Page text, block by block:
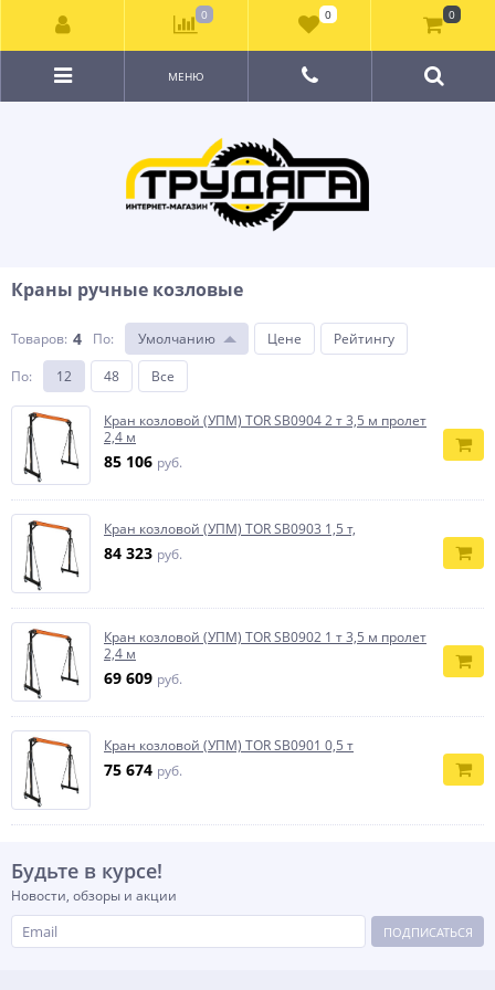
МЕНЮ
Краны ручные козловые
Товаров: 4 По: Умолчанию Цене
Рейтингу
По: 12 48 Все
Кран козловой (УПМ) TOR SB0904 2 т 3,5 м пролет
2,4 м
85 106 руб.
Кран козловой (УПМ) TOR SB0903 1,5 т,
84 323 руб.
Кран козловой (УПМ) TOR SB0902 1 т 3,5 м пролет
2,4 м
69 609 руб.
Кран козловой (УПМ) TOR SB0901 0,5 т
75 674 руб.
Будьте в курсе!
Новости, обзоры и акции
ПОДПИСАТЬСЯ
0 0 0